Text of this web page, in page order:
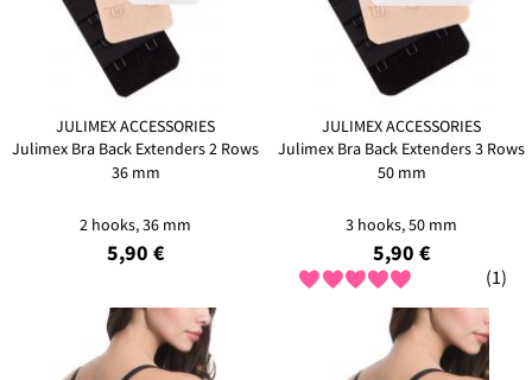
JULIMEX ACCESSORIES
Julimex Bra Back Extenders 2 Rows
36 mm
2 hooks, 36 mm
5,90 €
JULIMEX ACCESSORIES
Julimex Bra Back Extenders 3 Rows
50 mm
3 hooks, 50 mm
5,90 €
(1)